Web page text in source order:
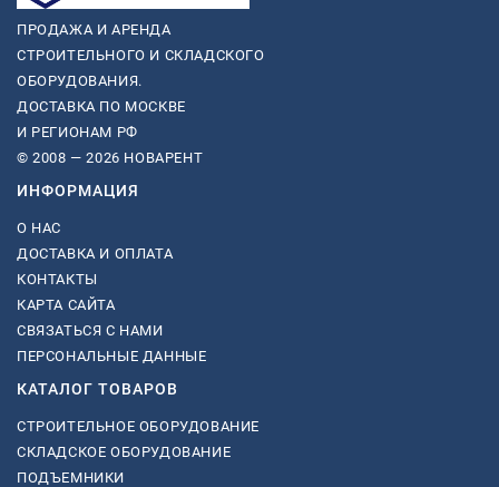
ПРОДАЖА И АРЕНДА
СТРОИТЕЛЬНОГО И СКЛАДСКОГО
ОБОРУДОВАНИЯ.
ДОСТАВКА ПО МОСКВЕ
И РЕГИОНАМ РФ
© 2008 — 2026 НОВАРЕНТ
ИНФОРМАЦИЯ
О НАС
ДОСТАВКА И ОПЛАТА
КОНТАКТЫ
КАРТА САЙТА
СВЯЗАТЬСЯ С НАМИ
ПЕРСОНАЛЬНЫЕ ДАННЫЕ
КАТАЛОГ ТОВАРОВ
СТРОИТЕЛЬНОЕ ОБОРУДОВАНИЕ
СКЛАДСКОЕ ОБОРУДОВАНИЕ
ПОДЪЕМНИКИ